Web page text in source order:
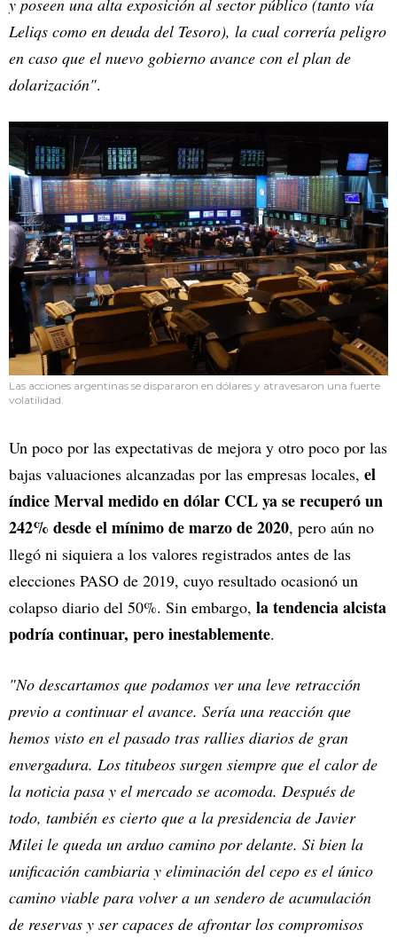
Leliqs como en deuda del Tesoro), la cual correría peligro
en caso que el nuevo gobierno avance con el plan de
dolarización".
Las acciones argentinas se dispararon en dólares y atravesaron una fuerte
volatilidad.
Un poco por las expectativas de mejora y otro poco por las
bajas valuaciones alcanzadas por las empresas locales, el
índice Merval medido en dólar CCL ya se recuperó un
242% desde el mínimo de marzo de 2020, pero aún no
llegó ni siquiera a los valores registrados antes de las
elecciones PASO de 2019, cuyo resultado ocasionó un
colapso diario del 50%. Sin embargo, la tendencia alcista
podría continuar, pero inestablemente.
"No descartamos que podamos ver una leve retracción
previo a continuar el avance. Sería una reacción que
hemos visto en el pasado tras rallies diarios de gran
envergadura. Los titubeos surgen siempre que el calor de
la noticia pasa y el mercado se acomoda. Después de
todo, también es cierto que a la presidencia de Javier
Milei le queda un arduo camino por delante. Si bien la
unificación cambiaria y eliminación del cepo es el único
camino viable para volver a un sendero de acumulación
de reservas y ser capaces de afrontar los compromisos